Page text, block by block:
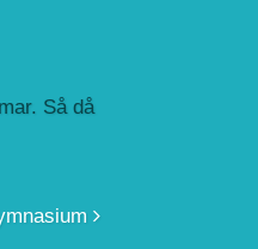
Så då